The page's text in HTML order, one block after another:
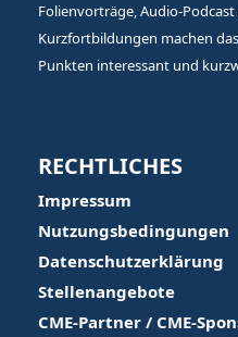
Folienvorträge, Audio-
Kurzfortbildungen machen
Punkten interessant und
RECHTLICHES
Impressum
Nutzungsbedingungen
Datenschutzerklärung
Stellenangebote
CME-Partner / CME-